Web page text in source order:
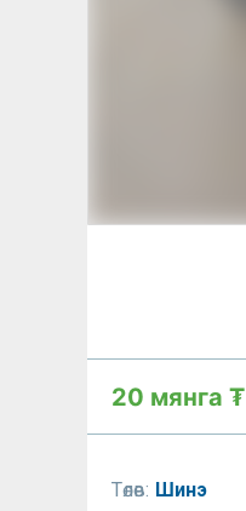
20 мянга ₮
Төлөв: Шинэ